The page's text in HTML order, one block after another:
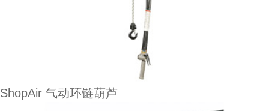
ShopAir 气动环链葫芦